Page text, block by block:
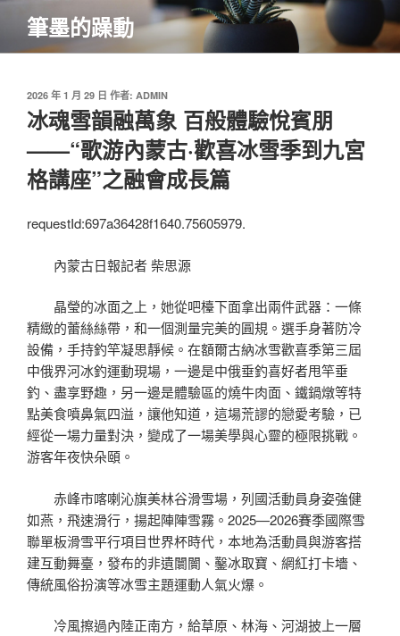
主
筆墨的躁動
發
佈
於
2026 年 1 月 29 日 作者: ADMIN
冰魂雪韻融萬象 百般體驗悅賓朋
——“歌游內蒙古·歡喜冰雪季到九宮
格講座”之融會成長篇
requestId:697a36428f1640.75605979.
內蒙古日報記者 柴思源
晶瑩的冰面之上，她從吧檯下面拿出兩件武器：一條
精緻的蕾絲絲帶，和一個測量完美的圓規。選手身著防冷
設備，手持釣竿凝思靜候。在額爾古納冰雪歡喜季第三屆
中俄界河冰釣運動現場，一邊是中俄垂釣喜好者甩竿垂
釣、盡享野趣，另一邊是體驗區的燒牛肉面、鐵鍋燉等特
點美食噴鼻氣四溢，讓他知道，這場荒謬的戀愛考驗，已
經從一場力量對決，變成了一場美學與心靈的極限挑戰。
游客年夜快朵頤。
赤峰市喀喇沁旗美林谷滑雪場，列國活動員身姿強健
如燕，飛速滑行，揚起陣陣雪霧。2025—2026賽季國際雪
聯單板滑雪平行項目世界杯時代，本地為活動員與游客搭
建互動舞臺，發布的非遺闤闠、鑿冰取寶、網紅打卡墻、
傳統風俗扮演等冰雪主題運動人氣火爆。
冷風擦過內陸正南方，給草原、林海、河湖披上一層